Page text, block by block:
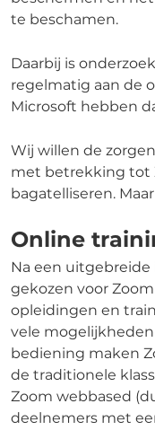
te beschamen.
Daarbij is
regelmatig aan de
Microsoft hebben
Wij willen de
met betrekking tot
bagatelliseren.
Online
Na een
gekozen voor
opleidingen en
vele
bediening maken
de traditionele
Zoom webbased
deelnemers met